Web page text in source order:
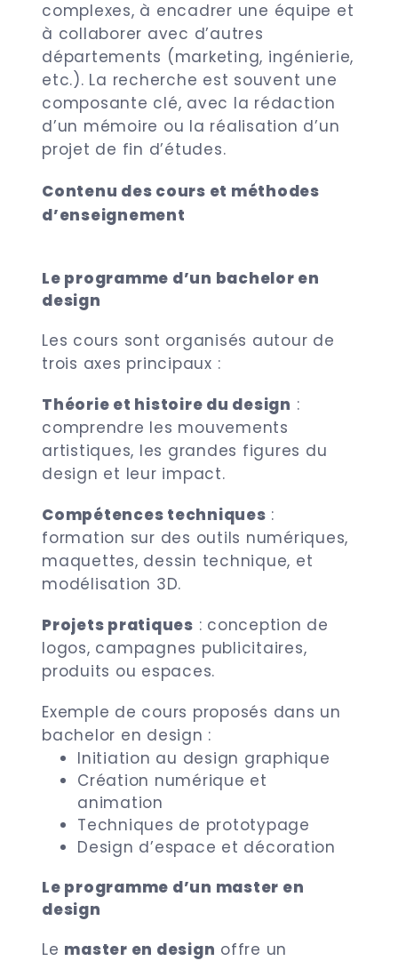
complexes, à encadrer une équipe et
à collaborer avec d’autres
départements (marketing, ingénierie,
etc.). La recherche est souvent une
composante clé, avec la rédaction
d’un mémoire ou la réalisation d’un
projet de fin d’études.
Contenu des cours et méthodes
d’enseignement
Le programme d’un bachelor en
design
Les cours sont organisés autour de
trois axes principaux :
Théorie et histoire du design :
comprendre les mouvements
artistiques, les grandes figures du
design et leur impact.
Compétences techniques :
formation sur des outils numériques,
maquettes, dessin technique, et
modélisation 3D.
Projets pratiques : conception de
logos, campagnes publicitaires,
produits ou espaces.
Exemple de cours proposés dans un
bachelor en design :
Initiation au design graphique
Création numérique et
animation
Techniques de prototypage
Design d’espace et décoration
Le programme d’un master en
design
Le master en design offre un